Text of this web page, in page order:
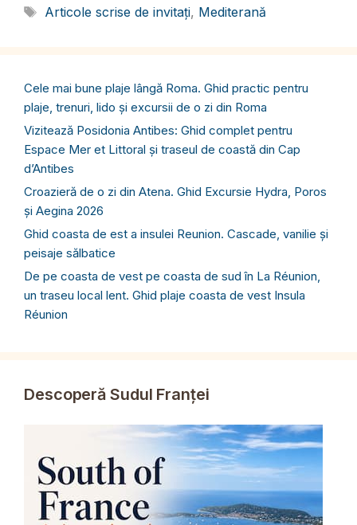
Etichete
Articole scrise de invitați, Mediterană
Cele mai bune plaje lângă Roma. Ghid practic pentru
plaje, trenuri, lido și excursii de o zi din Roma
Vizitează Posidonia Antibes: Ghid complet pentru
Espace Mer et Littoral și traseul de coastă din Cap
d’Antibes
Croazieră de o zi din Atena. Ghid Excursie Hydra, Poros
și Aegina 2026
Ghid coasta de est a insulei Reunion. Cascade, vanilie și
peisaje sălbatice
De pe coasta de vest pe coasta de sud în La Réunion,
un traseu local lent. Ghid plaje coasta de vest Insula
Réunion
Descoperă Sudul Franței